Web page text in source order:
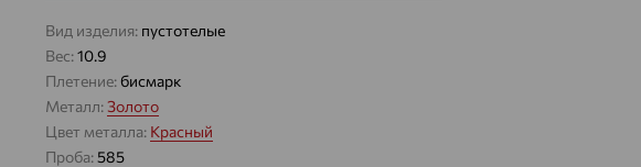
Вид изделия: пустотелые
Вес:10.9
Плетение:бисмарк
Металл:Золото
Цвет металла: Красный
Проба:585